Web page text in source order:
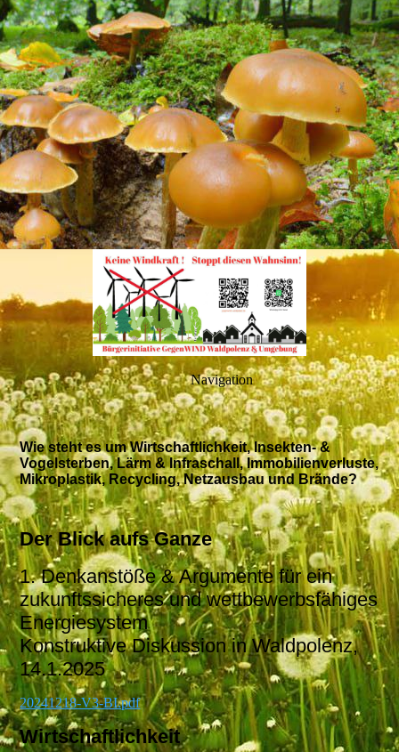
Navigation
Wie steht es um Wirtschaftlichkeit, Insekten- &
Vogelsterben, Lärm & Infraschall, Immobilienverluste,
Mikroplastik, Recycling, Netzausbau und Brände?
Der Blick aufs Ganze
1. Denkanstöße & Argumente für ein
zukunftssicheres und wettbewerbsfähiges
Energiesystem
Konstruktive Diskussion in Waldpolenz,
14.1.2025
20241218-V3-BI.pdf
Wirtschaftlichkeit